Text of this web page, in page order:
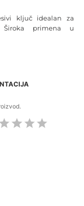
ključ idealan za
Široka primena u